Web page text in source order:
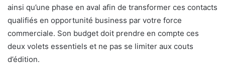
ainsi qu’une phase en aval afin de transformer ces contacts
qualifiés en opportunité business par votre force
commerciale. Son budget doit prendre en compte ces
deux volets essentiels et ne pas se limiter aux couts
d’édition.